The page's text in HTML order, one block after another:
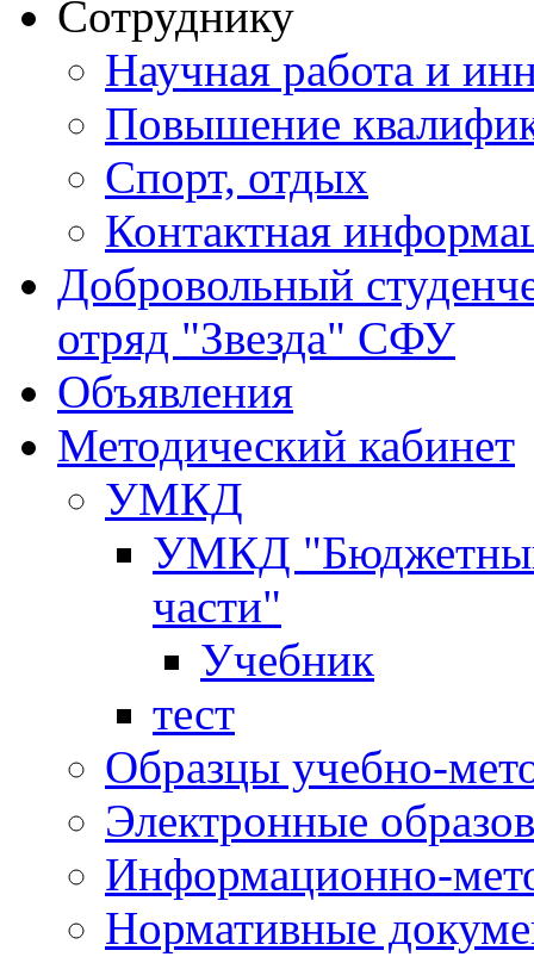
Сотруднику
Научная работа и
Повышение
Спорт, отдых
Контактная
Добровольный
отряд "Звезда" СФУ
Объявления
Методический кабинет
УМКД
УМКД "Бюджетный
части"
Учебник
тест
Образцы учебно-
Электронные
Информационно-
Нормативные